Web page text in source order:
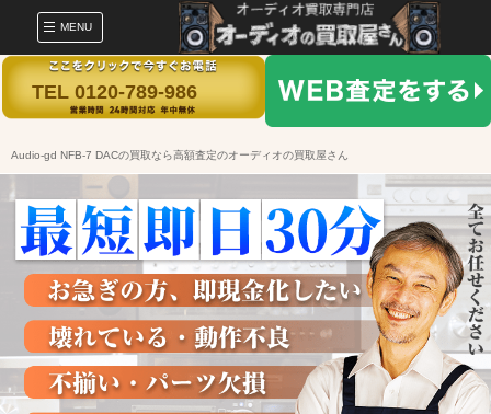
MENU
TEL 0120-789-986
Audio-gd NFB-7 DACの買取なら高額査定のオーディオの買取屋さん